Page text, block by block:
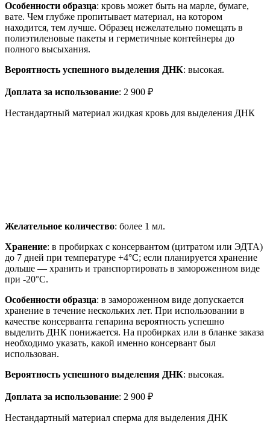
Особенности образца: кровь может быть на марле, бумаге,
вате. Чем глубже пропитывает материал, на котором
находится, тем лучше. Образец нежелательно помещать в
полиэтиленовые пакеты и герметичные контейнеры до
полного высыхания.
Вероятность успешного выделения ДНК: высокая.
Доплата за использование: 2 900 ₽
Нестандартный материал жидкая кровь для выделения ДНК
Желательное количество: более 1 мл.
Хранение: в пробирках с консервантом (цитратом или ЭДТА)
до 7 дней при температуре +4°C; если планируется хранение
дольше — хранить и транспортировать в замороженном виде
при -20°C.
Особенности образца: в замороженном виде допускается
хранение в течение нескольких лет. При использовании в
качестве консерванта гепарина вероятность успешно
выделить ДНК понижается. На пробирках или в бланке заказа
необходимо указать, какой именно консервант был
использован.
Вероятность успешного выделения ДНК: высокая.
Доплата за использование: 2 900 ₽
Нестандартный материал сперма для выделения ДНК